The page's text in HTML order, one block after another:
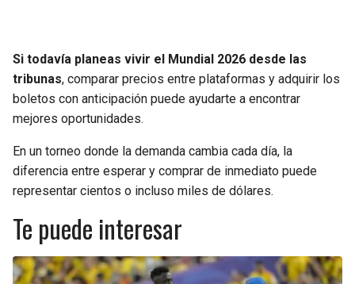
Si todavía planeas vivir el Mundial 2026 desde las
tribunas, comparar precios entre plataformas y adquirir los
boletos con anticipación puede ayudarte a encontrar
mejores oportunidades.
En un torneo donde la demanda cambia cada día, la
diferencia entre esperar y comprar de inmediato puede
representar cientos o incluso miles de dólares.
Te puede interesar